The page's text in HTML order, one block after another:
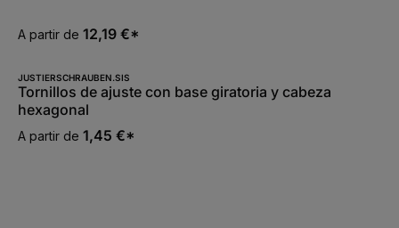
A partir de 12,19 €*
JUSTIERSCHRAUBEN.SIS
Tornillos de ajuste con base giratoria y cabeza
hexagonal
A partir de 1,45 €*